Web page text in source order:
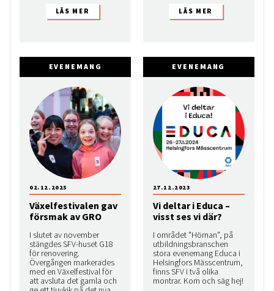
EVENEMANG
Växelfestivalen gav
försmak av GRO
I slutet av november
stängdes SFV-huset G18
för renovering.
Övergången markerades
med en Växelfestival för
att avsluta det gamla och
02.12.2025
EVENEMANG
Vi deltar i Educa –
visst ses vi där?
I området "Hörnan", på
utbildningsbranschen
stora evenemang Educa i
Helsingfors Mässcentrum,
finns SFV i två olika
montrar. Kom och säg hej!
27.12.2023